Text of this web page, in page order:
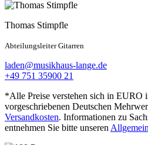
Thomas Stimpfle
Abteilungsleiter Gitarren
laden@musikhaus-lange.de
+49 751 35900 21
*Alle Preise verstehen sich in EURO
vorgeschriebenen Deutschen
Versandkosten. Informationen zu
entnehmen Sie bitte unseren